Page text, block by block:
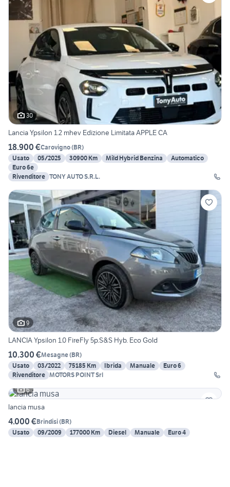
30
Lancia Ypsilon 1.2 mhev Edizione Limitata APPLE CA
18.900 €Carovigno(BR)
Usato
05/2025 30900 Km Mild Hybrid Benzina
Automatico
Euro 6e
Rivenditore TONY AUTO S.R.L.
9
LANCIA Ypsilon 1.0 FireFly 5p.S&S Hyb. Eco Gold
10.300 €Mesagne(BR)
Usato
03/2022 75185 Km Ibrida Manuale
Euro 6
Rivenditore MOTORS POINT Srl
6
lancia musa
4.000 €Brindisi(BR)
Usato
09/2009 177000 Km Diesel Manuale Euro 4